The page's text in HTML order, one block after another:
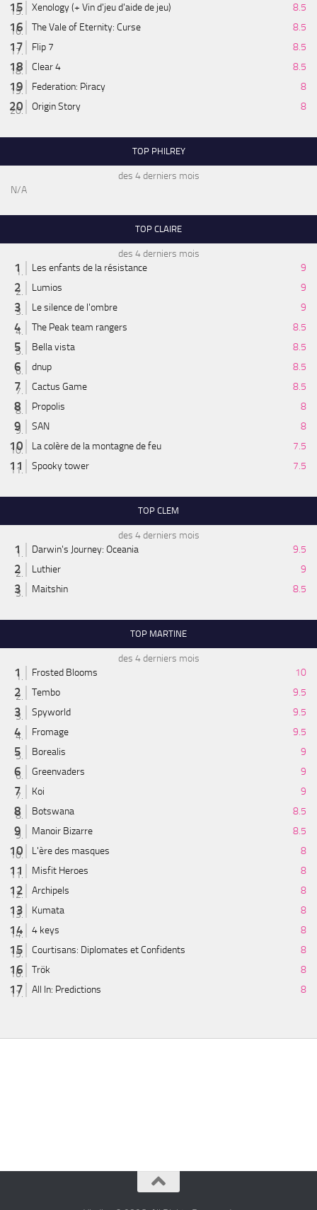
Xenology (+ Vin d'jeu d'aide de jeu)
8.5
The Vale of Eternity: Curse
8.5
Flip 7
8.5
Clear 4
8.5
Federation: Piracy
8
Origin Story
8
TOP PHILREY
des 4 derniers mois
N/A
TOP CLAIRE
des 4 derniers mois
Les enfants de la résistance
9
Lumios
9
Le silence de l'ombre
9
The Peak team rangers
8.5
Bella vista
8.5
dnup
8.5
Cactus Game
8.5
Propolis
8
SAN
8
La colère de la montagne de feu
7.5
Spooky tower
7.5
TOP CLEM
des 4 derniers mois
Darwin's Journey: Oceania
9.5
Luthier
9
Maitshin
8.5
TOP MARTINE
des 4 derniers mois
Frosted Blooms
10
Tembo
9.5
Spyworld
9.5
Fromage
9.5
Borealis
9
Greenvaders
9
Koi
9
Botswana
8.5
Manoir Bizarre
8.5
L'ère des masques
8
Misfit Heroes
8
Archipels
8
Kumata
8
4 keys
8
Courtisans: Diplomates et Confidents
8
Trök
8
All In: Predictions
8